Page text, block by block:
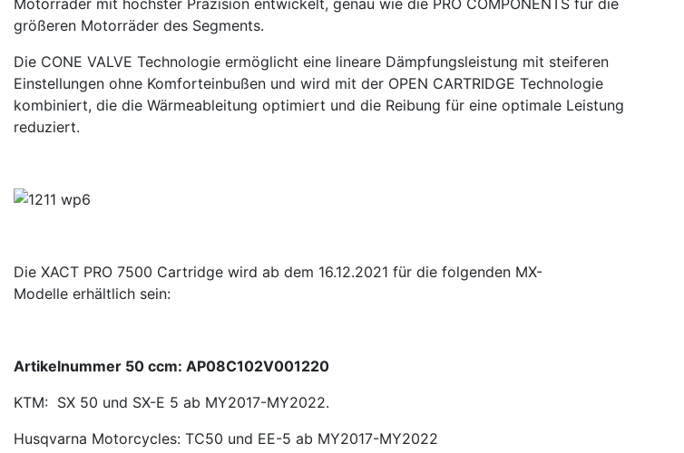
größeren Motorräder des Segments.
Die CONE VALVE Technologie ermöglicht eine lineare Dämpfungsleistung mit steiferen
Einstellungen ohne Komforteinbußen und wird mit der OPEN CARTRIDGE Technologie
kombiniert, die die Wärmeableitung optimiert und die Reibung für eine optimale Leistung
reduziert.
Die XACT PRO 7500 Cartridge wird ab dem 16.12.2021 für die folgenden MX-
Modelle erhältlich sein:
Artikelnummer 50 ccm: AP08C102V001220
KTM: SX 50 und SX-E 5 ab MY2017-MY2022.
Husqvarna Motorcycles: TC50 und EE-5 ab MY2017-MY2022